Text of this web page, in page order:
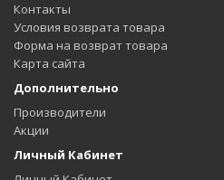
Контакты
Условия возврата товара
Форма на возврат товара
Карта сайта
Дополнительно
Производители
Акции
Личный Кабинет